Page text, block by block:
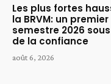
Les plus fortes
la BRVM: un premier
semestre 2026
de la confiance
août 6, 2026